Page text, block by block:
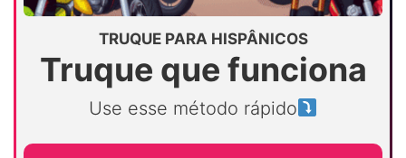
TRUQUE PARA HISPÂNICOS
Truque que funciona
Use esse método rápido